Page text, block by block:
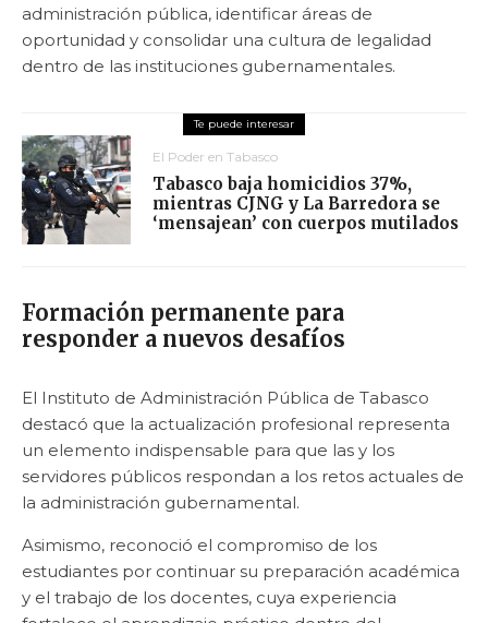
administración pública, identificar áreas de
oportunidad y consolidar una cultura de legalidad
dentro de las instituciones gubernamentales.
El Poder en Tabasco
Tabasco baja homicidios 37%,
mientras CJNG y La Barredora se
‘mensajean’ con cuerpos mutilados
Formación permanente para
responder a nuevos desafíos
El Instituto de Administración Pública de Tabasco
destacó que la actualización profesional representa
un elemento indispensable para que las y los
servidores públicos respondan a los retos actuales de
la administración gubernamental.
Asimismo, reconoció el compromiso de los
estudiantes por continuar su preparación académica
y el trabajo de los docentes, cuya experiencia